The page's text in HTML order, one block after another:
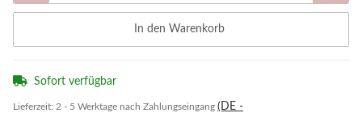
In den Warenkorb
Sofort verfügbar
Lieferzeit: 2 - 5 Werktage nach Zahlungseingang (DE -